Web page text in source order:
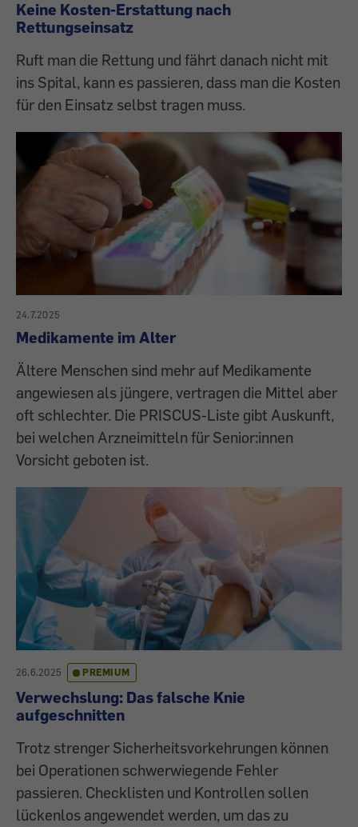
Keine Kosten-Erstattung nach
Rettungseinsatz
Ruft man die Rettung und fährt danach nicht mit
ins Spital, kann es passieren, dass man die Kosten
für den Einsatz selbst tragen muss.
24.7.2025
Medikamente im Alter
Ältere Menschen sind mehr auf Medikamente
angewiesen als jüngere, vertragen die Mittel aber
oft schlechter. Die PRISCUS-Liste gibt Auskunft,
bei welchen Arzneimitteln für Senior:innen
Vorsicht geboten ist.
26.6.2025 PREMIUM
Verwechslung: Das falsche Knie
aufgeschnitten
Trotz strenger Sicherheitsvorkehrungen können
bei Operationen schwerwiegende Fehler
passieren. Checklisten und Kontrollen sollen
lückenlos angewendet werden, um das zu